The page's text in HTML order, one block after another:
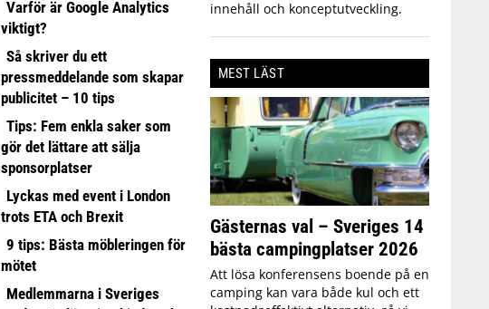
Varför är Google Analytics
viktigt?
Så skriver du ett
pressmeddelande som skapar
publicitet – 10 tips
Tips: Fem enkla saker som
gör det lättare att sälja
sponsorplatser
Lyckas med event i London
trots ETA och Brexit
9 tips: Bästa möbleringen för
mötet
Medlemmarna i Sveriges
innehåll och konceptutveckling.
MEST LÄST
Gästernas val – Sveriges 14
bästa campingplatser 2026
Att lösa konferensens boende på en
camping kan vara både kul och ett